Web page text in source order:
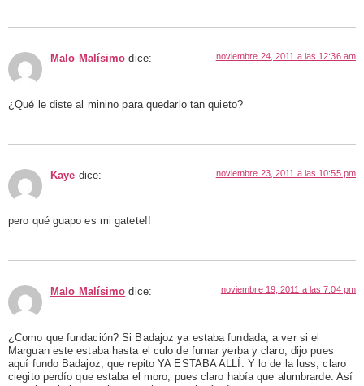
Malo Malísimo dice: noviembre 24, 2011 a las 12:36 am
¿Qué le diste al minino para quedarlo tan quieto?
Kaye dice: noviembre 23, 2011 a las 10:55 pm
pero qué guapo es mi gatete!!
Malo Malísimo dice: noviembre 19, 2011 a las 7:04 pm
¿Como que fundación? Si Badajoz ya estaba fundada, a ver si el
Marguan este estaba hasta el culo de fumar yerba y claro, dijo pues
aquí fundo Badajoz, que repito YA ESTABA ALLÍ. Y lo de la luss, claro
ciegito perdío que estaba el moro, pues claro había que alumbrarde. Así